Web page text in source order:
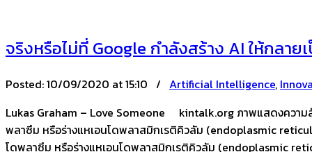
จริงหรือไม่ที่ Google กำลังสร้าง AI ให้กลา
Posted:10/09/2020 at 15:10 / Artificial Intelligence,
Lukas Graham – Love Someone kintalk.org ภาพแสดงความ
พลาซึม หรือร่างแหเอนโดพลาสมิกเรติคิวลัม (endoplasmic
โดพลาซึม หรือร่างแหเอนโดพลาสมิกเรติคิวลัม (endoplasmic